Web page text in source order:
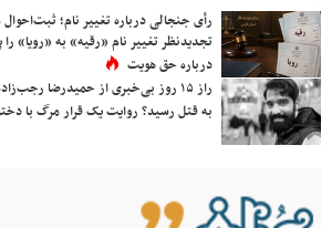
رأی جنجالی درباره تغییر نام؛
تجدیدنظر تغییر نام «رقیه» به «رویا»
درباره حق هویت
راز ۱۵ روز بی‌خبری از حمیدرضا
به قتل رسید؟ روایت یک قرار مرگ با